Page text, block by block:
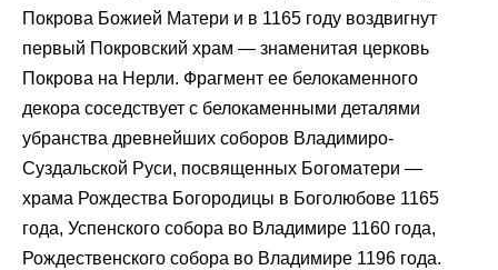
Покрова Божией Матери и в 1165 году воздвигнут
первый Покровский храм — знаменитая церковь
Покрова на Нерли. Фрагмент ее белокаменного
декора соседствует с белокаменными деталями
убранства древнейших соборов Владимиро-
Суздальской Руси, посвященных Богоматери —
храма Рождества Богородицы в Боголюбове 1165
года, Успенского собора во Владимире 1160 года,
Рождественского собора во Владимире 1196 года.